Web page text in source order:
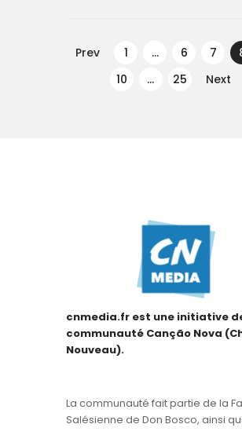
de
artigos
Prev PAGE
1 … PAGE
6 PAGE
7
PAGE
10 … PAGE
25 Next
cnmedia.fr est une initiative
communauté Canção Nova
Nouveau).
La communauté fait partie de la
Salésienne de Don Bosco, ainsi